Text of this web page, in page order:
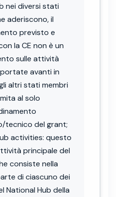
nei diversi stati
aderiscono, il
previsto e
la CE non è un
sulle attività
avanti in
altri stati membri
al solo
tecnico del grant;
activities: questo
principale del
consiste nella
di ciascuno dei
National Hub della